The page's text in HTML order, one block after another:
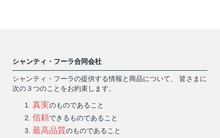
シャンティ・フーラ合同会社
シャンティ・フーラの提供する情報と商品について、 皆さまに
次の３つのことをお約束します。
真実のものであること
信頼できるものであること
最高品質のものであること